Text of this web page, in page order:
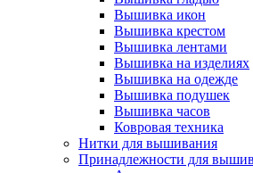
Вышивка икон
Вышивка крестом
Вышивка лентами
Вышивка на изделиях
Вышивка на одежде
Вышивка подушек
Вышивка часов
Ковровая техника
Нитки для вышивания
Принадлежности для